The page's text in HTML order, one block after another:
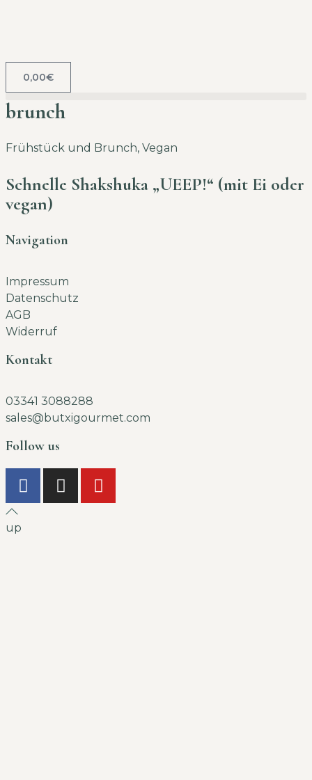
0,00€
brunch
Frühstück und Brunch, Vegan
Schnelle Shakshuka „UEEP!“ (mit Ei oder
vegan)
Navigation
Impressum
Datenschutz
AGB
Widerruf
Kontakt
03341 3088288
sales@butxigourmet.com
Follow us
up